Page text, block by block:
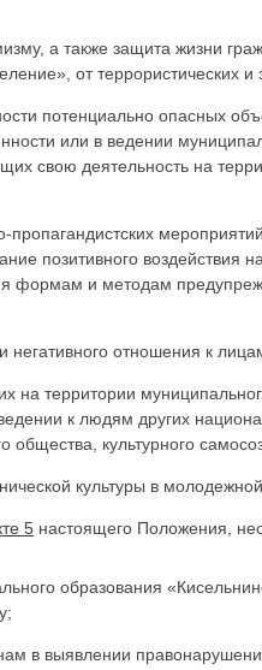
а также защита жизни
от террористических и
потенциально опасных
или в ведении
свою деятельность на
позитивного
формам и методам
отношения к
территории
к людям других
общества, культурного
культуры в
5 настоящего Положения,
образования
в выявлении